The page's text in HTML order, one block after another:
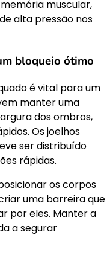
muscular,
alta pressão nos
bloqueio ótimo
é vital para um
manter uma
dos ombros,
Os joelhos
ser distribuído
rápidas.
os corpos
uma barreira que
por eles. Manter a
a segurar